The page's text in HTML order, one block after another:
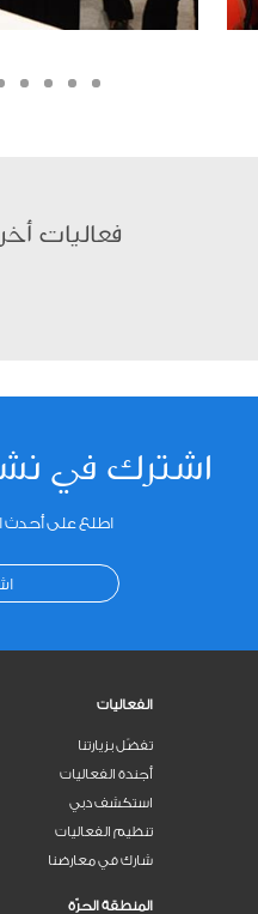
فعاليات
الفعاليات
تفضّل بزيارتنا
أجندة الفعاليات
استكشف دبي
تنظيم الفعاليات
شارك في معارضنا
المنطقة الحرّة
اشترك في
اطلع على أحدث